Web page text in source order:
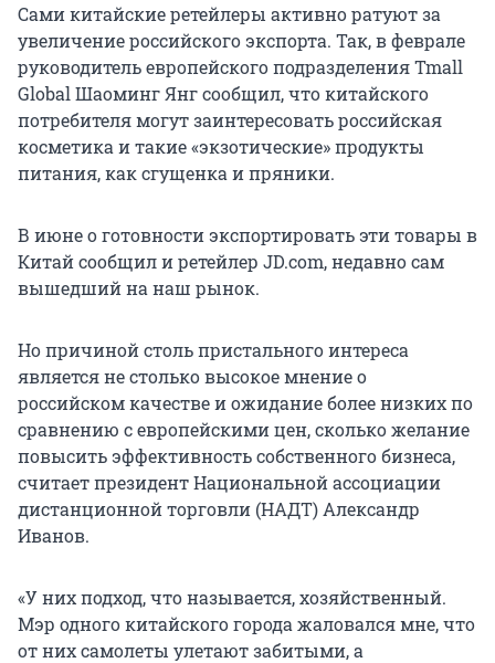
Сами китайские ретейлеры активно ратуют за
увеличение российского экспорта. Так, в феврале
руководитель европейского подразделения Tmall
Global Шаоминг Янг сообщил, что китайского
потребителя могут заинтересовать российская
косметика и такие «экзотические» продукты
питания, как сгущенка и пряники.
В июне о готовности экспортировать эти товары в
Китай сообщил и ретейлер JD.com, недавно сам
вышедший на наш рынок.
Но причиной столь пристального интереса
является не столько высокое мнение о
российском качестве и ожидание более низких по
сравнению с европейскими цен, сколько желание
повысить эффективность собственного бизнеса,
считает президент Национальной ассоциации
дистанционной торговли (НАДТ) Александр
Иванов.
«У них подход, что называется, хозяйственный.
Мэр одного китайского города жаловался мне, что
от них самолеты улетают забитыми, а